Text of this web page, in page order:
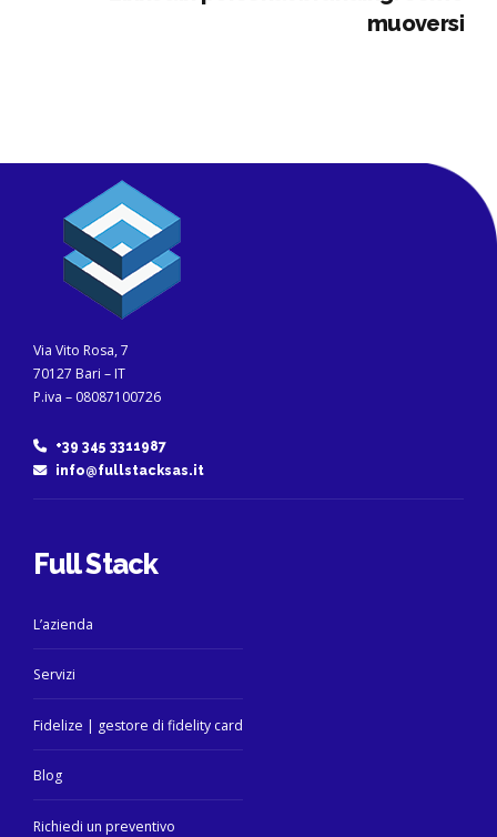
muoversi
Via Vito Rosa, 7
70127 Bari – IT
P.iva – 08087100726
+39 345 3311987
info@fullstacksas.it
Full Stack
L’azienda
Servizi
Fidelize | gestore di fidelity card
Blog
Richiedi un preventivo